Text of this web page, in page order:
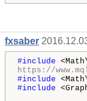
fxsaber
#include
https://
#include
#include